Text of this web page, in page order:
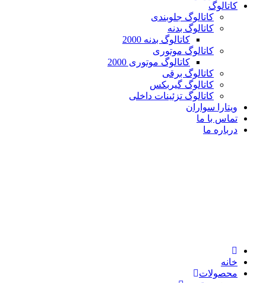
کاتالوگ
کاتالوگ جلوبندی
کاتالوگ بدنه
کاتالوگ بدنه 2000
کاتالوگ موتوری
کاتالوگ موتوری 2000
کاتالوگ برقی
کاتالوگ گیربکس
کاتالوگ تزئینات داخلی
ویتارا سواران
تماس با ما
درباره ما
خانه
محصولات